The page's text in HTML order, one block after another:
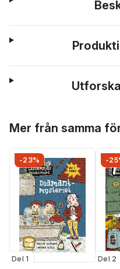
Mer från samma
-23%
Del 1
-
Del 2